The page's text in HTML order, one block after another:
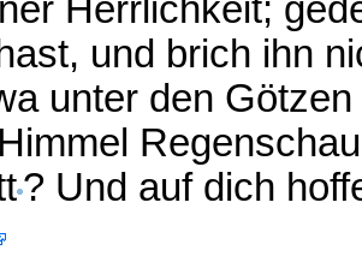
Herrlichkeit;
und brich ihn
unter den
? Und auf dich